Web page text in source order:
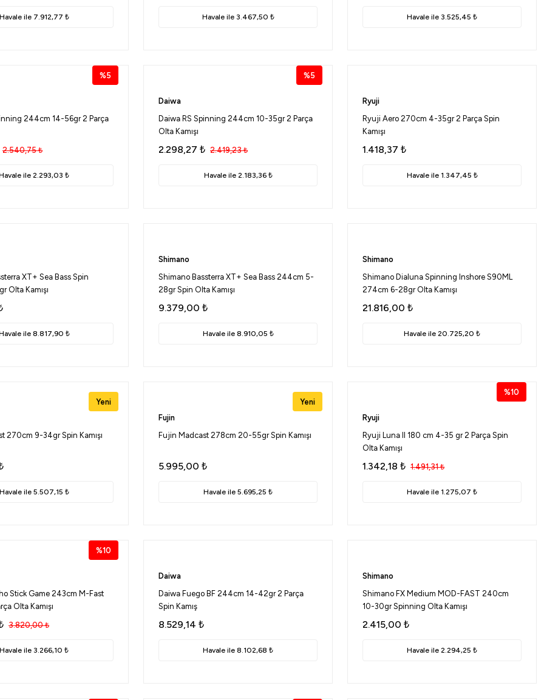
Havale ile 7.912,77 ₺ Havale ile 3.467,50 ₺ Havale ile 3.525,45 ₺
%5
244cm 14-56gr 2 Parça
2.540,75₺
ile 2.293,03 ₺
%5
Daiwa
Daiwa RS Spinning 244cm 10-35gr 2 Parça
Olta Kamışı
2.298,27 ₺ 2.419,23₺
Havale ile 2.183,36 ₺
Ryuji
Ryuji Aero 270cm 4-35gr 2 Parça Spin
Kamışı
1.418,37 ₺
Havale ile 1.347,45 ₺
XT+ Sea Bass Spin
Olta Kamışı
ile 8.817,90 ₺
Shimano
Shimano Bassterra XT+ Sea Bass 244cm 5-
28gr Spin Olta Kamışı
9.379,00 ₺
Havale ile 8.910,05 ₺
Shimano
Shimano Dialuna Spinning Inshore S90ML
274cm 6-28gr Olta Kamışı
21.816,00 ₺
Havale ile 20.725,20 ₺
Yeni
270cm 9-34gr Spin Kamışı
Havale ile 5.507,15 ₺
Yeni
Fujin
Fujin Madcast 278cm 20-55gr Spin Kamışı
5.995,00 ₺
Havale ile 5.695,25 ₺
%10
Ryuji
Ryuji Luna II 180 cm 4-35 gr 2 Parça Spin
Olta Kamışı
1.342,18 ₺ 1.491,31₺
Havale ile 1.275,07 ₺
%10
Stick Game 243cm M-Fast
Olta Kamışı
3.820,00₺
Havale ile 3.266,10 ₺
Daiwa
Daiwa Fuego BF 244cm 14-42gr 2 Parça
Spin Kamış
8.529,14 ₺
Havale ile 8.102,68 ₺
Shimano
Shimano FX Medium MOD-FAST 240cm
10-30gr Spinning Olta Kamışı
2.415,00 ₺
Havale ile 2.294,25 ₺